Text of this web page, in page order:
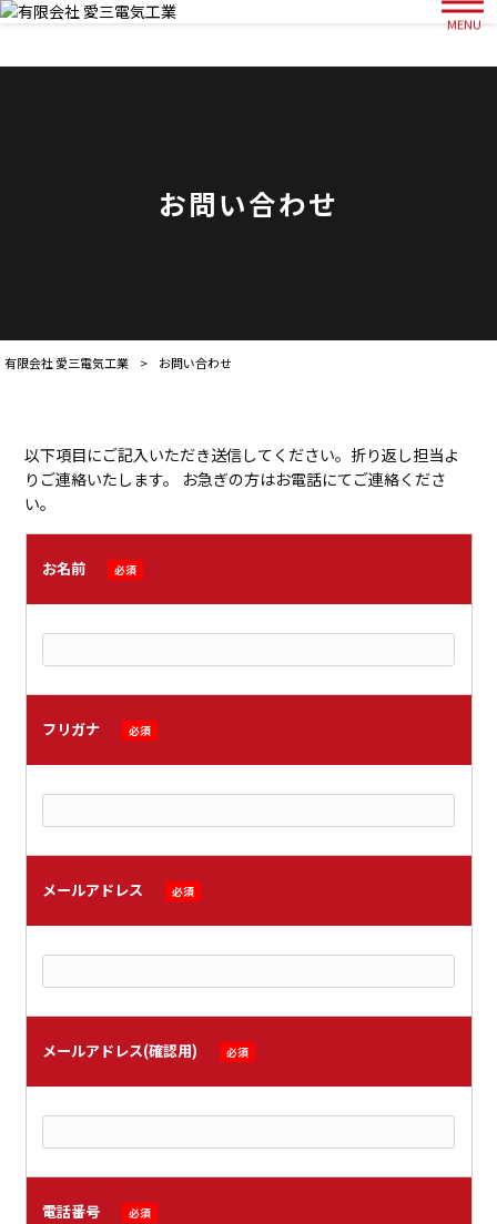
MENU
お問い合わせ
有限会社 愛三電気工業 > お問い合わせ
以下項目にご記入いただき送信してください。折り返し担当よ
りご連絡いたします。 お急ぎの方はお電話にてご連絡くださ
い。
お名前 必須
フリガナ 必須
メールアドレス 必須
メールアドレス(確認用) 必須
電話番号 必須